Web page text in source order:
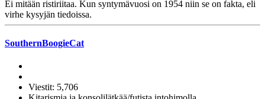
Ei mitään ristiriitaa. Kun syntymävuosi on 1954 niin se on fakta, eli
virhe kysyjän tiedoissa.
SouthernBoogieCat
Viestit: 5,706